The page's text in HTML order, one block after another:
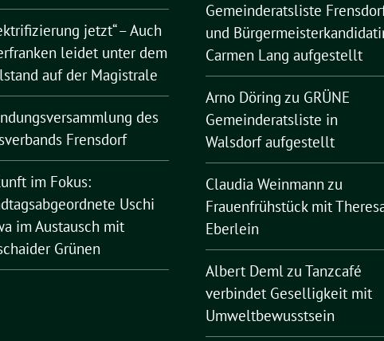
jetzt“ – Auch
leidet unter dem
auf der Magistrale
des
Frensdorf
im Fokus:
Uschi
im Austausch mit
Grünen
Gemeinderatsliste
und
Carmen Lang aufgestellt
Arno Döring zu GRÜNE
Gemeinderatsliste in
Walsdorf aufgestellt
Claudia Weinmann zu
Frauenfrühstück mit
Eberlein
Albert Demlzu Tanzcafé
verbindet Geselligkeit mit
Umweltbewusstsein